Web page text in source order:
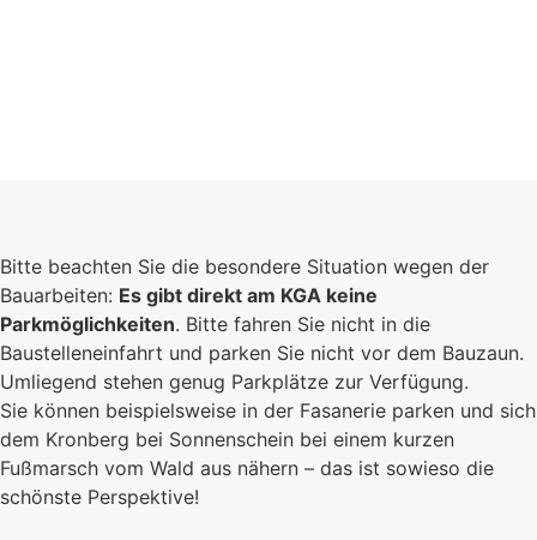
Bitte beachten Sie die besondere Situation wegen der
Bauarbeiten: Es gibt direkt am KGA keine
Parkmöglichkeiten. Bitte fahren Sie nicht in die
Baustelleneinfahrt und parken Sie nicht vor dem Bauzaun.
Umliegend stehen genug Parkplätze zur Verfügung.
Sie können beispielsweise in der Fasanerie parken und sich
dem Kronberg bei Sonnenschein bei einem kurzen
Fußmarsch vom Wald aus nähern – das ist sowieso die
schönste Perspektive!